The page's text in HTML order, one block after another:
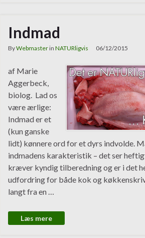
Indmad
ByWebmaster in NATURligvis 06/12/2015
af Marie
Aggerbeck,
biolog. Lad os
være ærlige:
Indmad er et
(kun ganske
lidt) kønnere ord for et dyrs indvolde.
indmadens karakteristik – det ser
kræver kyndig tilberedning og er i det
udfordring for både kok og
langt fra en …
Læs mere